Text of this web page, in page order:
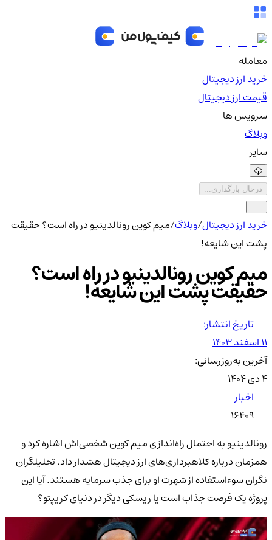
معامله
خرید ارز دیجیتال
قیمت ارز دیجیتال
سرویس ها
وبلاگ
سایر
درحال بارگذاری...
خرید ارز دیجیتال/وبلاگ/میم کوین رونالدینیو در راه است؟ حقیقت
پشت این شایعه!
میم کوین رونالدینیو در راه است؟
حقیقت پشت این شایعه!
تاریخ انتشار:
۱۱ اسفند ۱۴۰۳
آخرین به‌روزرسانی:
۴ دی ۱۴۰۴
اخبار
16409
رونالدینیو به احتمال راه‌اندازی میم کوین شخصی‌اش اشاره کرد و
همزمان درباره کلاهبرداری‌های ارز دیجیتال هشدار داد. تحلیلگران
نگران سوءاستفاده از شهرت او برای جذب سرمایه هستند. آیا این
پروژه یک فرصت جذاب است یا ریسکی دیگر در دنیای کریپتو؟